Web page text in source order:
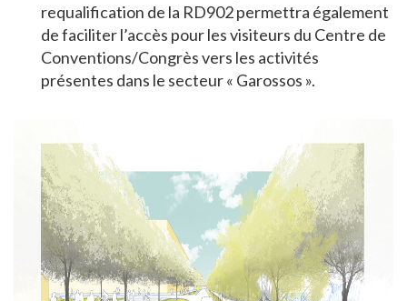
requalification de la RD902 permettra également
de faciliter l’accès pour les visiteurs du Centre de
Conventions/Congrès vers les activités
présentes dans le secteur « Garossos ».